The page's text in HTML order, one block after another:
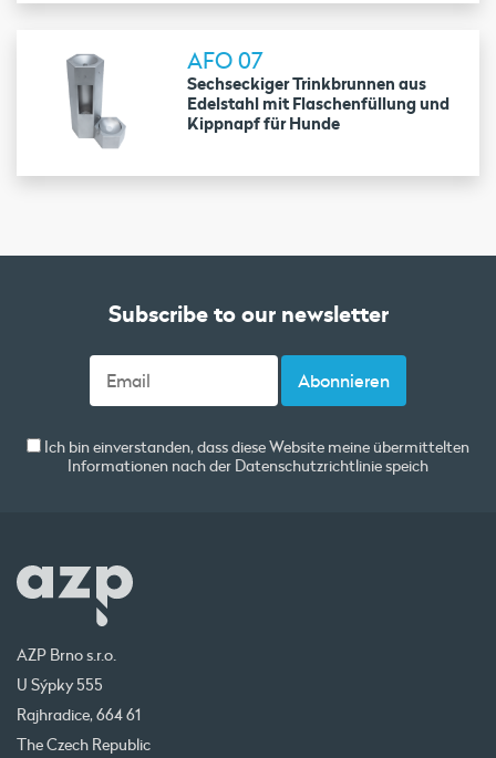
AFO 07
Sechseckiger Trinkbrunnen aus
Edelstahl mit Flaschenfüllung und
Kippnapf für Hunde
Subscribe to our newsletter
Ich bin einverstanden, dass diese Website meine übermittelten
Informationen nach der Datenschutzrichtliniespeich
AZP Brno s.r.o.
U Sýpky 555
Rajhradice, 664 61
The Czech Republic